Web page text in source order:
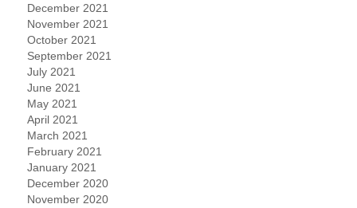
December 2021
November 2021
October 2021
September 2021
July 2021
June 2021
May 2021
April 2021
March 2021
February 2021
January 2021
December 2020
November 2020